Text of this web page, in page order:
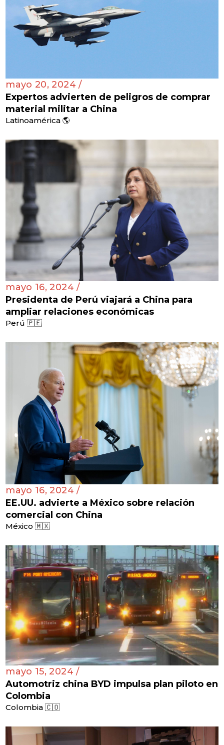
mayo 20, 2024 /
Expertos advierten de peligros de comprar
material militar a China
Latinoamérica 🌎
mayo 16, 2024 /
Presidenta de Perú viajará a China para
ampliar relaciones económicas
Perú 🇵🇪
mayo 16, 2024 /
EE.UU. advierte a México sobre relación
comercial con China
México 🇲🇽
mayo 15, 2024 /
Automotriz china BYD impulsa plan piloto en
Colombia
Colombia 🇨🇴